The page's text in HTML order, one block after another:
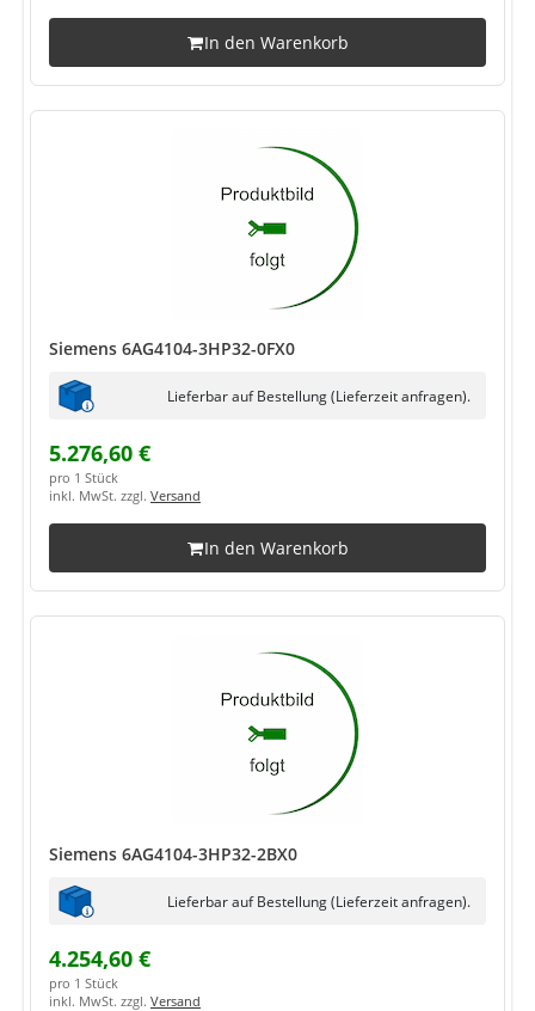
In den Warenkorb
Siemens 6AG4104-3HP32-0FX0
Lieferbar auf Bestellung (Lieferzeit anfragen).
5.276,60 €
pro 1 Stück
inkl. MwSt. zzgl. Versand
In den Warenkorb
Siemens 6AG4104-3HP32-2BX0
Lieferbar auf Bestellung (Lieferzeit anfragen).
4.254,60 €
pro 1 Stück
inkl. MwSt. zzgl. Versand